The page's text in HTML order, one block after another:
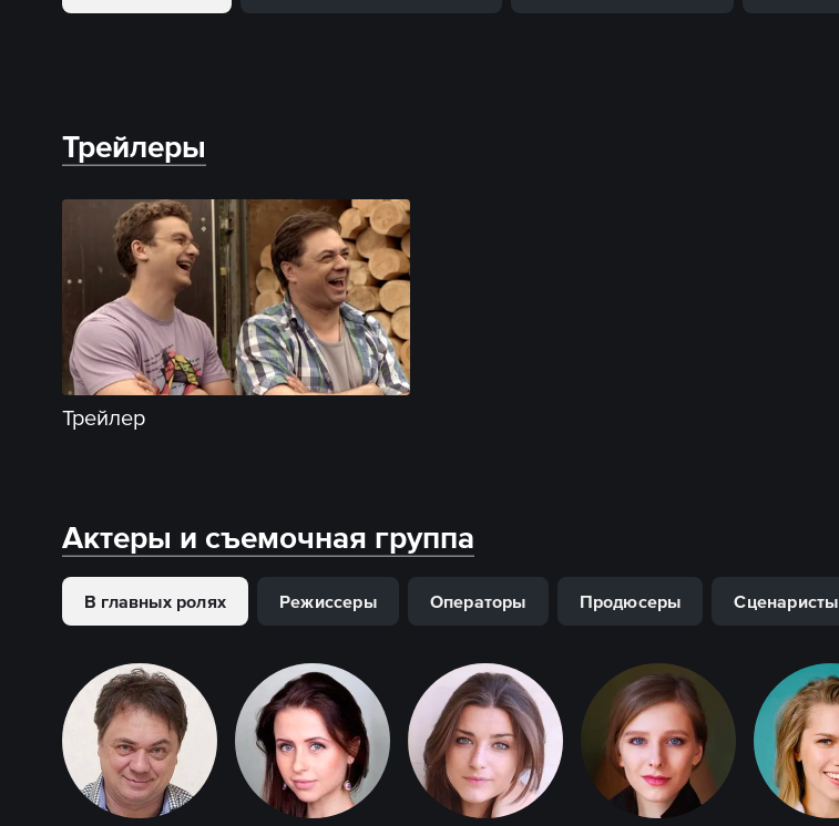
Трейлеры
Трейлер
Актеры и съемочная группа
В главных ролях Режиссеры Операторы Продюсеры Сценаристы